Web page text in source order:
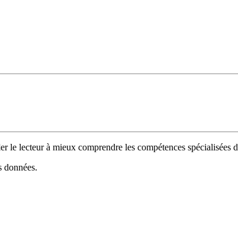
le lecteur à mieux comprendre les compétences spécialisées
données.